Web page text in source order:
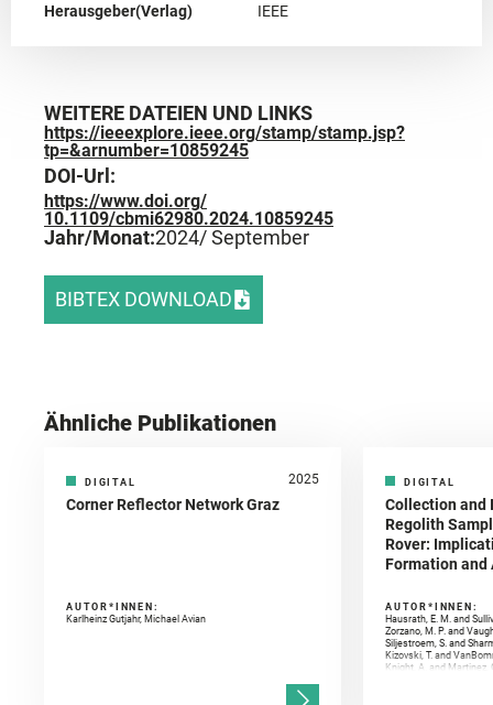
Herausgeber(Verlag)
IEEE
WEITERE DATEIEN UND LINKS
https://ieeexplore.ieee.org/stamp/stamp.jsp?
tp=&arnumber=10859245
DOI-Url:
https://www.doi.org/
10.1109/cbmi62980.2024.10859245
Jahr/Monat:2024/ September
BIBTEX DOWNLOAD
Ähnliche Publikationen
DIGITAL 2025
Corner Reflector Network Graz
AUTOR*INNEN:
Karlheinz Gutjahr, Michael Avian
DIGITAL
Collection and
Regolith
Rover:
Formation
AUTOR*INNEN:
Hausrath, E. M. and
Zorzano, M. P. and
Siljestroem, S. and
Kizovski, T. and
Knight, A. and Martinez,